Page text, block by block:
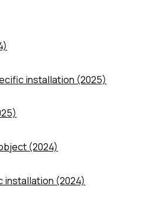
installation (2025)
(2024)
(2024)